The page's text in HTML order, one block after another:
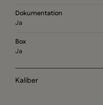
Dokumentation
Ja
Box
Ja
Kaliber